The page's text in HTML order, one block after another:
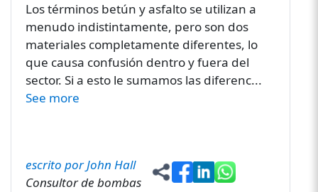
Los términos betún y asfalto se utilizan a
menudo indistintamente, pero son dos
materiales completamente diferentes, lo
que causa confusión dentro y fuera del
sector. Si a esto le sumamos las diferenc...
See more
escrito por John Hall
Consultor de bombas